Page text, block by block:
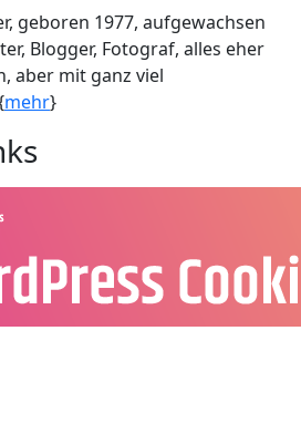
geboren 1977, aufgewachsen
Blogger, Fotograf, alles eher
aber mit ganz viel
mehr}